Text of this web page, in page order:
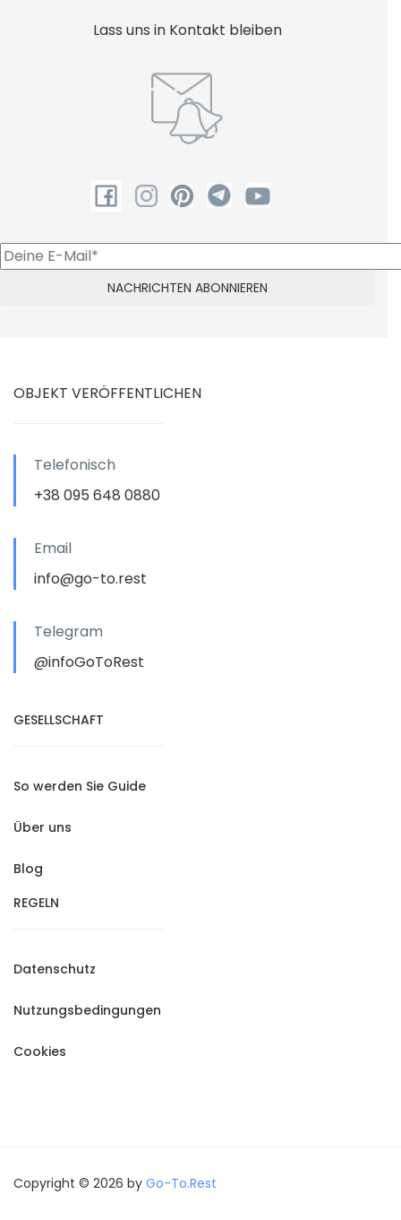
Lass uns in Kontakt bleiben
OBJEKT VERÖFFENTLICHEN
Telefonisch
+38 095 648 0880
Email
info@go-to.rest
Telegram
@infoGoToRest
GESELLSCHAFT
So werden Sie Guide
Über uns
Blog
REGELN
Datenschutz
Nutzungsbedingungen
Cookies
Copyright © 2026 by Go-To.Rest